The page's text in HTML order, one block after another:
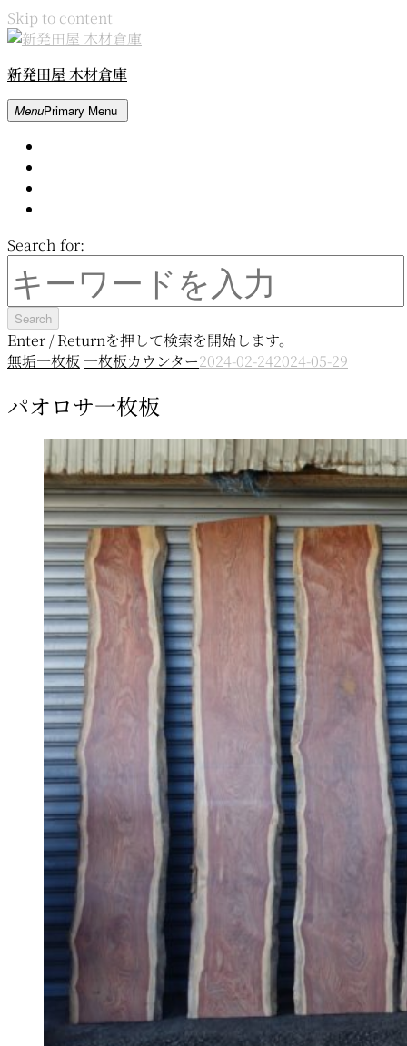
Skip to content
新発田屋 木材倉庫
MenuPrimary Menu
Search for:
Enter / Returnを押して検索を開始します。
無垢一枚板 一枚板カウンター2024-02-242024-05-29
パオロサ一枚板